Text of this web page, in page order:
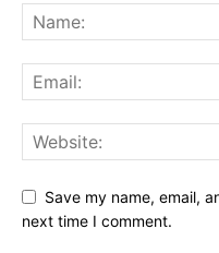
Save my name, email,
next time I comment.